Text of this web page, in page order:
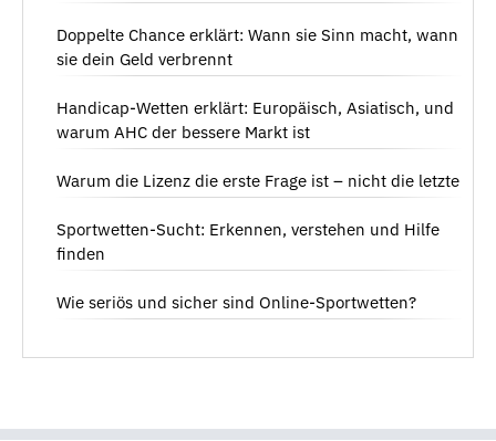
Doppelte Chance erklärt: Wann sie Sinn macht, wann
sie dein Geld verbrennt
Handicap-Wetten erklärt: Europäisch, Asiatisch, und
warum AHC der bessere Markt ist
Warum die Lizenz die erste Frage ist – nicht die letzte
Sportwetten-Sucht: Erkennen, verstehen und Hilfe
finden
Wie seriös und sicher sind Online-Sportwetten?